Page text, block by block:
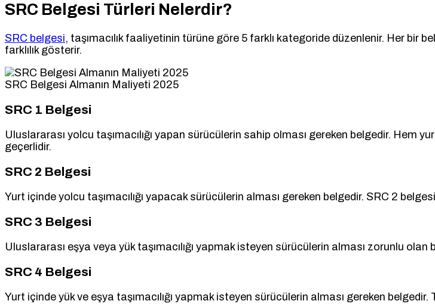
SRC Belgesi Türleri Nelerdir?
SRC belgesi, taşımacılık faaliyetinin türüne göre 5 farklı kategoride düzenlenir. Her bir
farklılık gösterir.
SRC Belgesi Almanın Maliyeti 2025
SRC 1 Belgesi
Uluslararası yolcu taşımacılığı yapan sürücülerin sahip olması gereken belgedir. Hem
geçerlidir.
SRC 2 Belgesi
Yurt içinde yolcu taşımacılığı yapacak sürücülerin alması gereken belgedir. SRC 2
SRC 3 Belgesi
Uluslararası eşya veya yük taşımacılığı yapmak isteyen sürücülerin alması zorunlu
SRC 4 Belgesi
Yurt içinde yük ve eşya taşımacılığı yapmak isteyen sürücülerin alması gereken